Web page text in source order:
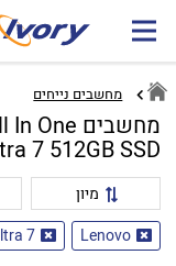
מחשבים נייחים
7 512GB SSD
מיון
Lenovo
7